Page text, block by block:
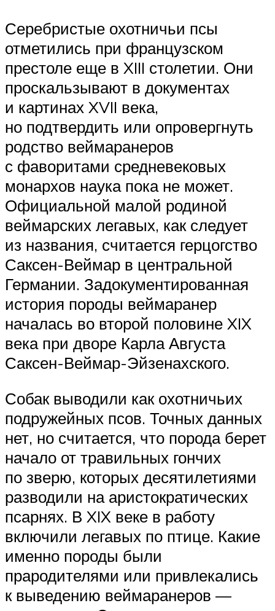
Серебристые охотничьи псы
отметились при французском
престоле еще в XIII столетии. Они
проскальзывают в документах
и картинах XVII века,
но подтвердить или опровергнуть
родство веймаранеров
с фаворитами средневековых
монархов наука пока не может.
Официальной малой родиной
веймарских легавых, как следует
из названия, считается герцогство
Саксен-Веймар в центральной
Германии. Задокументированная
история породы веймаранер
началась во второй половине XIX
века при дворе Карла Августа
Саксен-Веймар-Эйзенахского.
Собак выводили как охотничьих
подружейных псов. Точных данных
нет, но считается, что порода берет
начало от травильных гончих
по зверю, которых десятилетиями
разводили на аристократических
псарнях. В XIX веке в работу
включили легавых по птице. Какие
именно породы были
прародителями или привлекались
к выведению веймаранеров —